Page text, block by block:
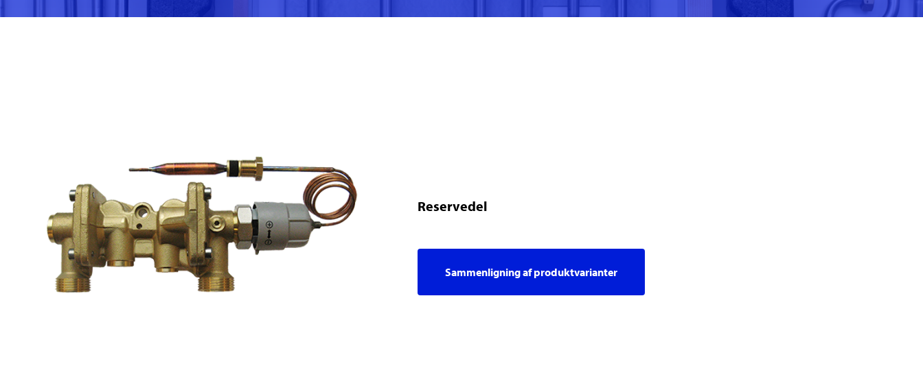
Reservedel
Sammenligning af produktvarianter